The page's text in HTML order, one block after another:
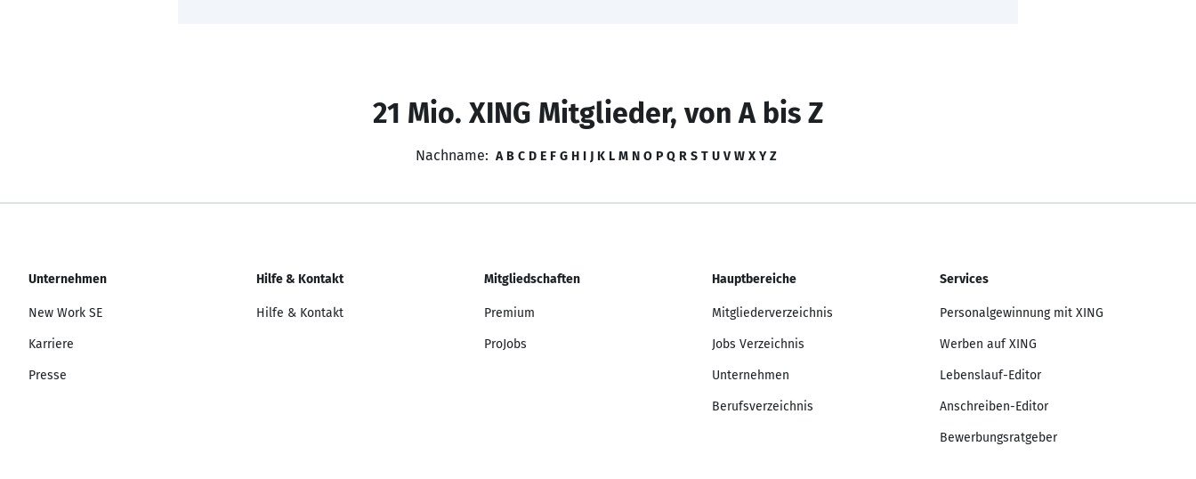
21 Mio. XING Mitglieder, von A bis Z
Nachname: A B C D E F G H I J K L M N O P Q R S T U V W X Y Z
Unternehmen
New Work SE
Karriere
Presse
Hilfe & Kontakt
Hilfe & Kontakt
Mitgliedschaften
Premium
ProJobs
Hauptbereiche
Mitgliederverzeichnis
Jobs Verzeichnis
Unternehmen
Berufsverzeichnis
Services
Personalgewinnung mit XING
Werben auf XING
Lebenslauf-Editor
Anschreiben-Editor
Bewerbungsratgeber